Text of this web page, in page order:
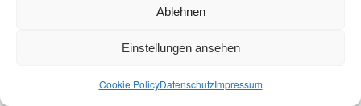
Ablehnen
Einstellungen ansehen
Cookie PolicyDatenschutzImpressum
Komplikationen vermieden werden. Wir versprechen uns
Gebärmutterhalskrebs und dessen Folgen“, so Antonio